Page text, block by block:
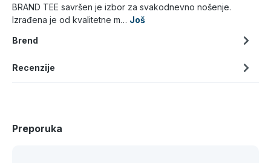
BRAND TEE savršen je izbor za svakodnevno nošenje.
Izrađena je od kvalitetne m… Još
Brend
Recenzije
Preporuka